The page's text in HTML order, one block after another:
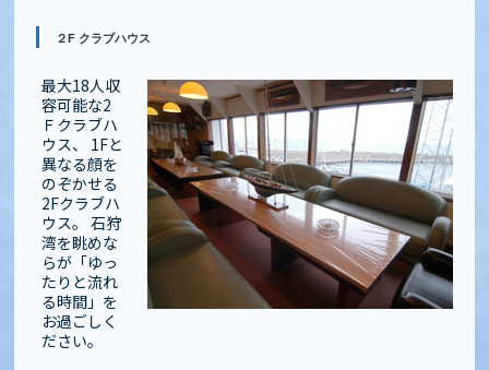
２F クラブハウス
最大18人収
容可能な2
Ｆクラブハ
ウス、 1Fと
異なる顔を
のぞかせる
2Fクラブハ
ウス。 石狩
湾を眺めな
らが「ゆっ
たりと流れ
る時間」を
お過ごしく
ださい。